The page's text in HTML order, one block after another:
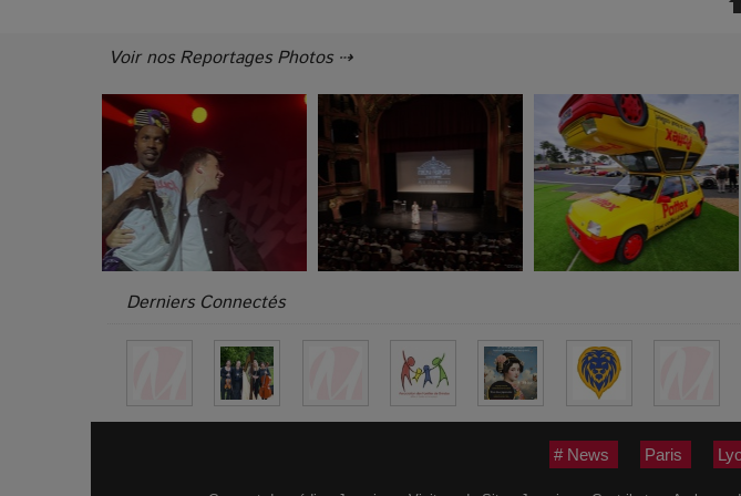
Voir nos Reportages Photos ⇢
Derniers Connectés
# News Paris